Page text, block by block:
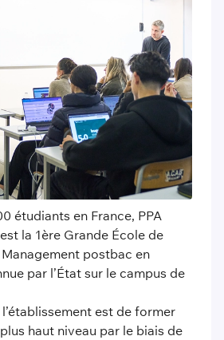
étudiants en France, PPA
la 1ère Grande École de
postbac en
par l’État sur le campus de
est de former
haut niveau par le biais de